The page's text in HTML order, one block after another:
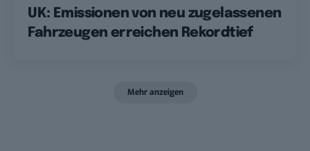
UK: Emissionen von neu zugelassenen
Fahrzeugen erreichen Rekordtief
Mehr anzeigen